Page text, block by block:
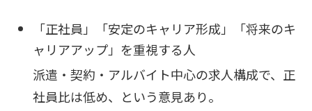
「正社員」「安定のキャリア形成」「将来のキ
ャリアアップ」を重視する人
派遣・契約・アルバイト中心の求人構成で、正
社員比は低め、という意見あり。